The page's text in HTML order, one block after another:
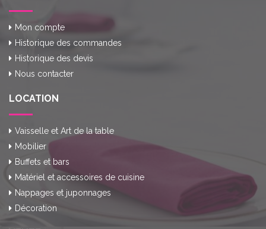
Mon compte
Historique des commandes
Historique des devis
Nous contacter
LOCATION
Vaisselle et Art de la table
Mobilier
Buffets et bars
Matériel et accessoires de cuisine
Nappages et juponnages
Décoration